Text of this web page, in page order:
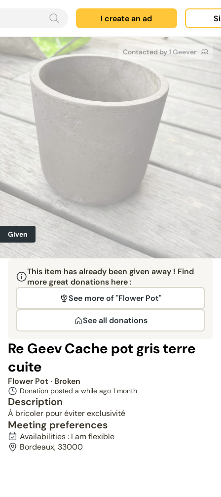
I create an ad
Contacted by 1 Geever
Given
This item has already been given away ! Find
more great donations here :
See more of "Flower Pot"
See all donations
Re Geev Cache pot gris terre
cuite
Flower Pot · Broken
Donation posted a while ago 1 month
Description
À bricoler pour éviter exclusivité
Meeting preferences
Availabilities : I am flexible
Bordeaux, 33000